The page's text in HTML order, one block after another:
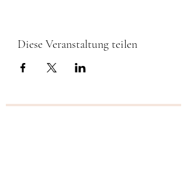
Diese Veranstaltung teilen